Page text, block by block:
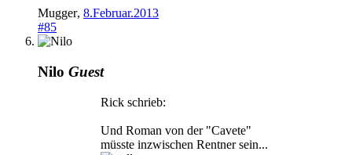
Mugger, 8.Februar.2013
#85
Nilo Guest
Rick schrieb:
Und Roman von der "Cavete"
müsste inzwischen Rentner sein...